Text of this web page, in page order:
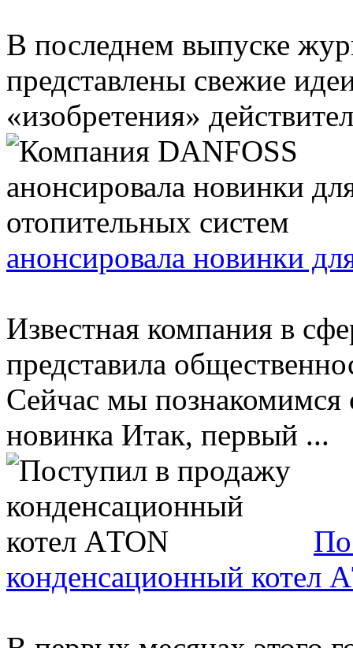
В последнем выпуске
представлены свежие
«изобретения»
анонсировала новинки
Известная компания в
представила
Сейчас мы познакомимся
новинка Итак, первый ...
конденсационный котел